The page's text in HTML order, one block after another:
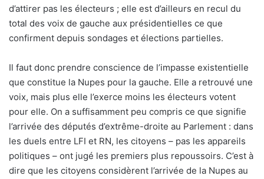
d’attirer pas les électeurs ; elle est d’ailleurs en recul du
total des voix de gauche aux présidentielles ce que
confirment depuis sondages et élections partielles.
Il faut donc prendre conscience de l’impasse existentielle
que constitue la Nupes pour la gauche. Elle a retrouvé une
voix, mais plus elle l’exerce moins les électeurs votent
pour elle. On a suffisamment peu compris ce que signifie
l’arrivée des députés d’extrême-droite au Parlement : dans
les duels entre LFI et RN, les citoyens – pas les appareils
politiques – ont jugé les premiers plus repoussoirs. C’est à
dire que les citoyens considèrent l’arrivée de la Nupes au